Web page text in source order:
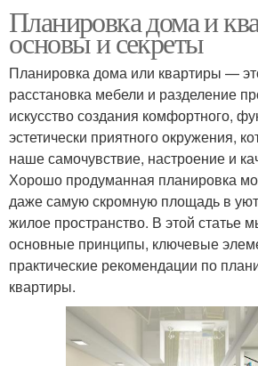
Планировка дома и
основы и секреты
Планировка дома или квартиры —
расстановка мебели и разделение
искусство создания комфортного,
эстетически приятного окружения,
наше самочувствие, настроение и
Хорошо продуманная планировка
даже самую скромную площадь в
жилое пространство. В этой статье
основные принципы, ключевые
практические рекомендации по
квартиры.